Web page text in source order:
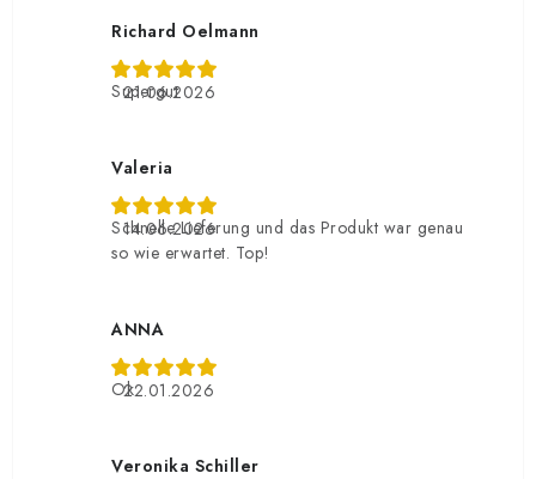
Richard Oelmann
21.06.2026
Supergut
Valeria
14.06.2026
Schnelle Lieferung und das Produkt war genau
so wie erwartet. Top!
ANNA
22.01.2026
Ok
Veronika Schiller